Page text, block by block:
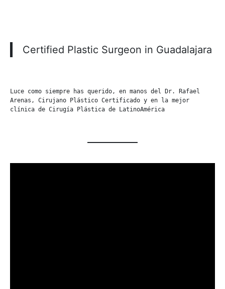
Certified Plastic Surgeon in Guadalajara
Luce como siempre has querido, en manos del Dr. Rafael
Arenas, Cirujano Plástico Certificado y en la mejor
clínica de Cirugía Plástica de LatinoAmérica